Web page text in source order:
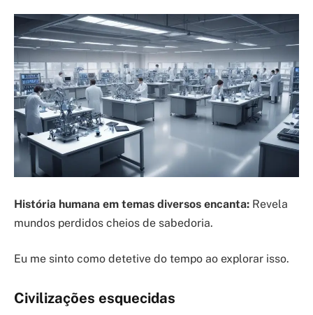
História humana em temas diversos encanta: Revela
mundos perdidos cheios de sabedoria.
Eu me sinto como detetive do tempo ao explorar isso.
Civilizações esquecidas